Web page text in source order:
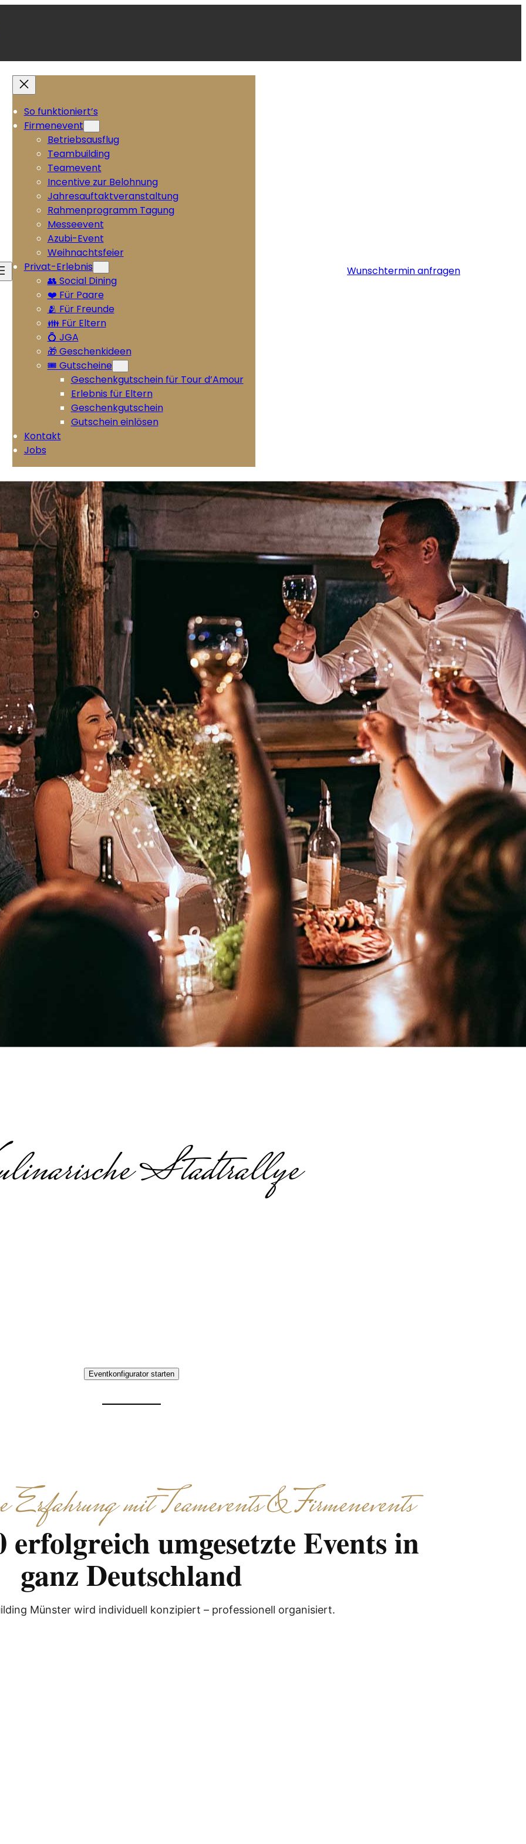
So funktioniert’s
Firmenevent
Betriebsausflug
Teambuilding
Teamevent
Incentive zur Belohnung
Jahresauftaktveranstaltung
Rahmenprogramm Tagung
Messeevent
Azubi-Event
Weihnachtsfeier
Privat-Erlebnis
👥 Social Dining
❤️ Für Paare
🫂 Für Freunde
👪 Für Eltern
💍 JGA
🎁 Geschenkideen
🎟️ Gutscheine
Geschenkgutschein für Tour d’Amour
Erlebnis für Eltern
Geschenkgutschein
Gutschein einlösen
Kontakt
Jobs
Wunschtermin anfragen
Stadtrallye
Eventkonfigurator starten
mit Teamevents & Firmenevents
erfolgreich umgesetzte Events in
ganz Deutschland
Münster wird individuell konzipiert – professionell organisiert.